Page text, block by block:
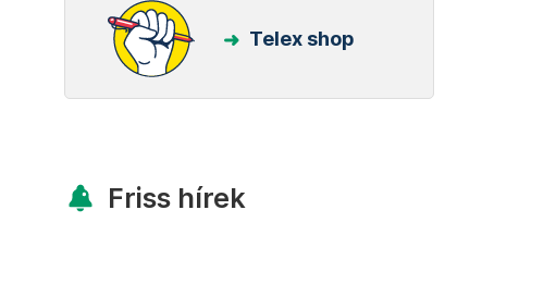
Telex shop
Friss hírek